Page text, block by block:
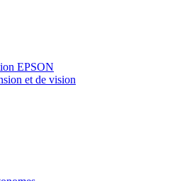
EPSON
et de vision